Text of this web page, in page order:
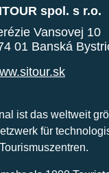
spol. s r.o.
Vansovej 10
01 Banská
ist das weltweit
für